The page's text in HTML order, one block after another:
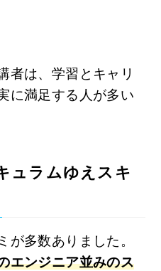
者は、学習とキャリ
に満足する人が多い
ュラムゆえスキ
が多数ありました。
エンジニア並みのス